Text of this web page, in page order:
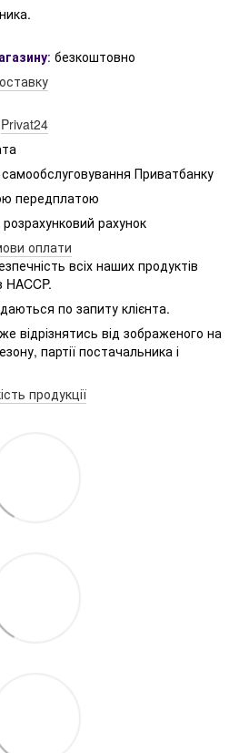
: безкоштовно
Privat24
Приватбанку
передплатою
рахунок
оплати
всіх наших продуктів
HACCP.
по запиту клієнта.
відрізнятись від зображеного на
партії постачальника і
продукції